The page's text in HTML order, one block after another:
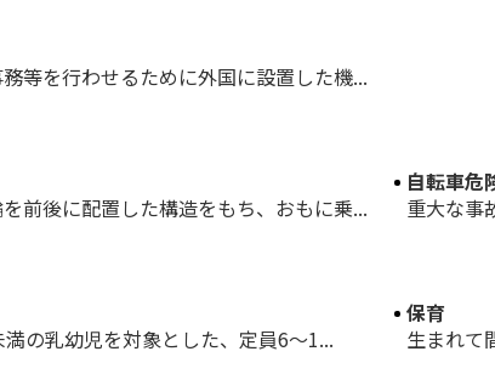
等を行わせるために外国に設置した機...
前後に配置した構造をもち、おもに乗...
自転車危
重大な事
の乳幼児を対象とした、定員6～1...
保育
生まれて